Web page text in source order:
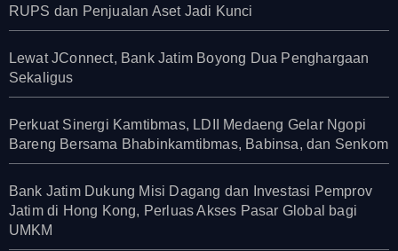
RUPS dan Penjualan Aset Jadi Kunci
Lewat JConnect, Bank Jatim Boyong Dua Penghargaan
Sekaligus
Perkuat Sinergi Kamtibmas, LDII Medaeng Gelar Ngopi
Bareng Bersama Bhabinkamtibmas, Babinsa, dan Senkom
Bank Jatim Dukung Misi Dagang dan Investasi Pemprov
Jatim di Hong Kong, Perluas Akses Pasar Global bagi
UMKM